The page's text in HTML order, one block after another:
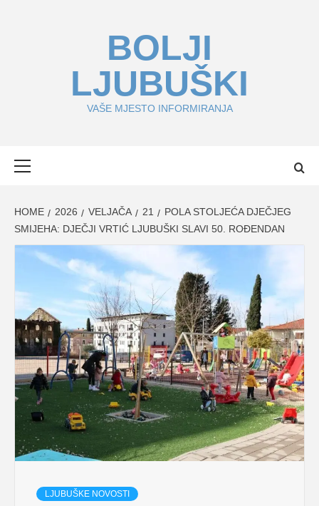
BOLJI
LJUBUŠKI
VAŠE MJESTO INFORMIRANJA
HOME 2026 VELJAČA 21
POLA STOLJEĆA DJEČJEG
SMIJEHA: DJEČJI VRTIĆ LJUBUŠKI SLAVI 50. ROĐENDAN
LJUBUŠKE NOVOSTI